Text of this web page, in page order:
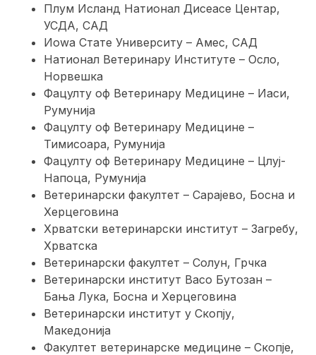
Плум Исланд Натионал Дисеасе Центар,
УСДА, САД
Иоwа Стате Университy – Амес, САД
Натионал Ветеринарy Институте – Осло,
Норвешка
Фацултy оф Ветеринарy Медицине – Иаси,
Румунија
Фацултy оф Ветеринарy Медицине –
Тимисоара, Румунија
Фацултy оф Ветеринарy Медицине – Цлуј-
Напоца, Румунија
Ветеринарски факултет – Сарајево, Босна и
Херцеговина
Хрватски ветеринарски институт – Загребу,
Хрватска
Ветеринарски факултет – Солун, Грчка
Ветеринарски институт Васо Бутозан –
Бања Лука, Босна и Херцеговина
Ветеринарски институт у Скопју,
Македонија
Факултет ветеринарске медицине – Скопје,